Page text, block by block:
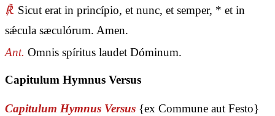
℟. Sicut erat in princípio, et nunc, et semper, * et in
sǽcula sæculórum. Amen.
Ant. Omnis spíritus laudet Dóminum.
Capitulum Hymnus Versus
Capitulum Hymnus Versus {ex Commune aut Festo}